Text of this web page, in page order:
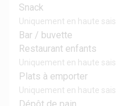
Snack
Uniquement en haute
Bar / buvette
Restaurant enfants
Uniquement en haute
Plats à emporter
Uniquement en haute